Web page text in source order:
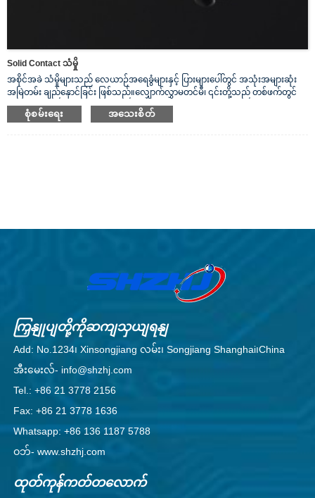
Solid Contact သံမှို
အစိုင်အခဲ သံမှိုများသည် လေယာဉ်အရေခွံများနှင့် ပြားများပေါ်တွင် အသုံးအများဆုံး
အမြဲတမ်း ချည်နှောင်ခြင်း ဖြစ်သည်။လျှောက်လွှာမတင်မီ၊ ၎င်းတို့သည် တစ်ဖက်တွင်
အဝိုင်း၊ ပြားသော ဦးခေါင်းဖြင့် ချောမွေ့သော ရိုးတံတစ်ခု ပါဝင်ပါသည်။ ကျွန်ုပ်တို့၏
Solid Silver Rivets များသည် လျှပ်စစ်ဓာတ်အား ကောင်းမွန်သော လျှပ်ကူးပစ္စည်း
စုံစမ်းရေး အသေးစိတ်
ကြှနျုပျတို့ကိုဆကျသှယျရနျ
Add: No.1234၊ Xinsongjiang လမ်း၊ Songjiang Shanghai၊China
အီးမေးလ်- info@shzhj.com
Tel.: +86 21 3778 2156
Fax: +86 21 3778 1636
Whatsapp: +86 136 1187 5788
ဝဘ်- www.shzhj.com
ထုတ်ကုန်ကတ်တလောက်